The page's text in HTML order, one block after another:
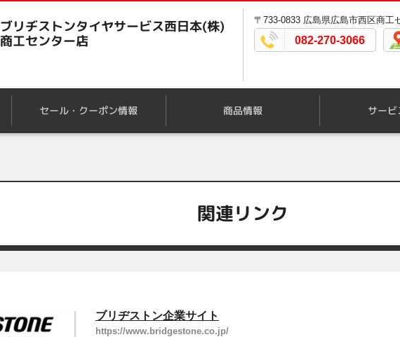
ブリヂストンタイヤサービス西日本(株)
商工センター店
〒733-0833 広島県広島市西区商工
082-270-3066
セール・クーポン情報 商品情報 サー
関連リンク
ブリヂストン企業サイト
https://www.bridgestone.co.jp/